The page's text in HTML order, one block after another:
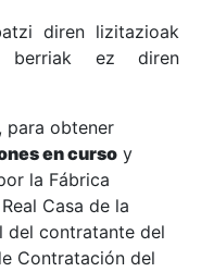
diren lizitazioak
berriak ez diren
para obtener
en curso y
la Fábrica
Casa de la
del contratante del
Contratación del